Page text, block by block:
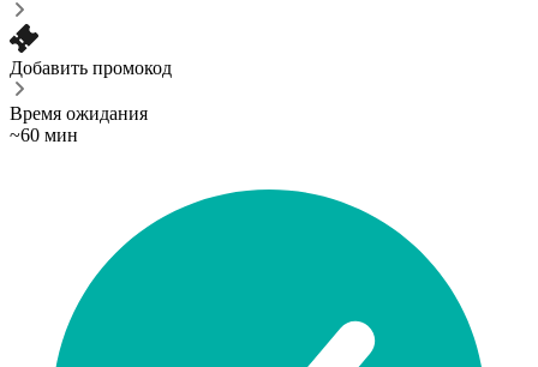
Добавить промокод
Время ожидания
~60 мин